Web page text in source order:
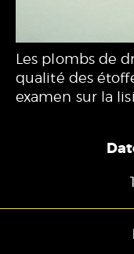
Les plombs de
qualité des
examen sur la